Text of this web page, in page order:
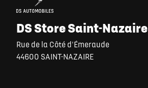
DS Store Saint-Nazaire
Rue de la Côté d'Émeraude
44600 SAINT-NAZAIRE